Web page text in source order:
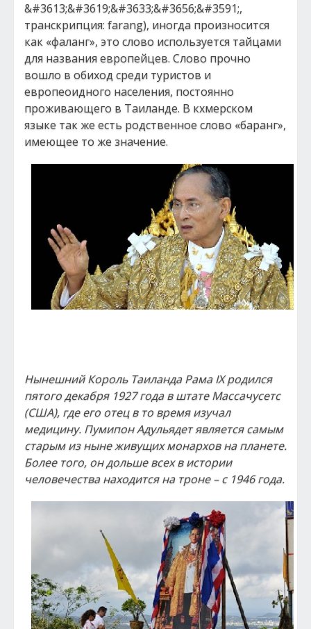
&#3613;&#3619;&#3633;&#3656;&#3591;,
транскрипция: farang), иногда произносится
как «фаланг», это слово используется тайцами
для названия европейцев. Слово прочно
вошло в обиход среди туристов и
европеоидного населения, постоянно
проживающего в Таиланде. В кхмерском
языке так же есть родственное слово «баранг»,
имеющее то же значение.
Нынешний Король Таиланда Рама IX родился
пятого декабря 1927 года в штате Массачусетс
(США), где его отец в то время изучал
медицину. Пумипон Адульядет является самым
старым из ныне живущих монархов на планете.
Более того, он дольше всех в истории
человечества находится на троне – с 1946 года.